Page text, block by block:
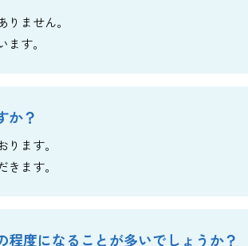
ません。
す。
か？
ます。
ます。
度になることが多いでしょうか？